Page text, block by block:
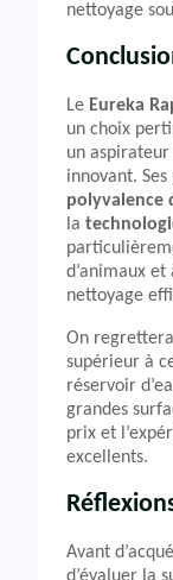
nettoyage
Le Eureka
un choix
un
innovant.
polyvalence
la
d’animaux
nettoyage
On
supérieur à
réservoir
grandes
prix et
excellents.
Avant